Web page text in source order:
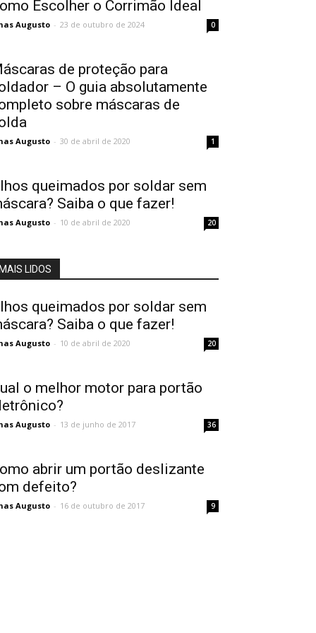
Escolher o Corrimão Ideal
Augusto - 23 de outubro de 2024 0
de proteção para
– O guia absolutamente
sobre máscaras de
Augusto - 30 de abril de 2020 1
queimados por soldar sem
Saiba o que fazer!
Augusto - 10 de abril de 2020 20
MAIS LIDOS
queimados por soldar sem
Saiba o que fazer!
Augusto - 10 de abril de 2020 20
o melhor motor para portão
Augusto - 13 de junho de 2017 36
abrir um portão deslizante
defeito?
Augusto - 16 de outubro de 2017 9